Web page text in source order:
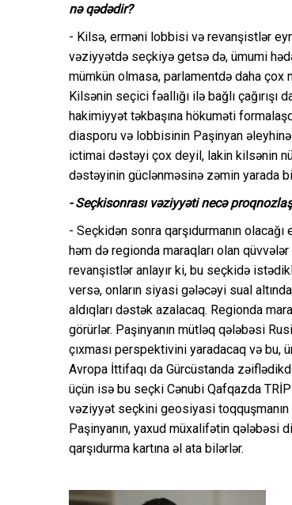
nə qədədir?
- Kilsə, erməni lobbisi və revanşistlər
vəziyyətdə seçkiyə getsə də, ümumi
mümkün olmasa, parlamentdə daha çox
Kilsənin seçici fəallığı ilə bağlı çağırışı
hakimiyyət təkbaşına hökuməti
diasporu və lobbisinin Paşinyan
ictimai dəstəyi çox deyil, lakin kilsənin
dəstəyinin güclənməsinə zəmin yarada
- Seçkisonrası vəziyyəti necə
- Seçkidən sonra qarşıdurmanın
həm də regionda maraqları olan
revanşistlər anlayır ki, bu seçkidə
versə, onların siyasi gələcəyi sual
aldıqları dəstək azalacaq. Regionda
görürlər. Paşinyanın mütləq qələbəsi
çıxması perspektivini yaradacaq və bu,
Avropa İttifaqı da Gürcüstanda
üçün isə bu seçki Cənubi Qafqazda
vəziyyət seçkini geosiyasi
Paşinyanın, yaxud müxalifətin qələbəsi
qarşıdurma kartına əl ata bilərlər.